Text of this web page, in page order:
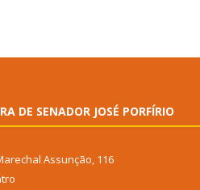
DE SENADOR JOSÉ PORFÍRIO
Assunção, 116